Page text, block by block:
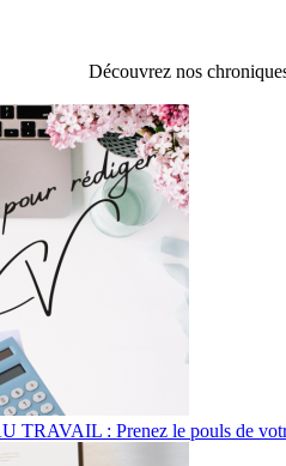
Découvrez nos
: Prenez le pouls de